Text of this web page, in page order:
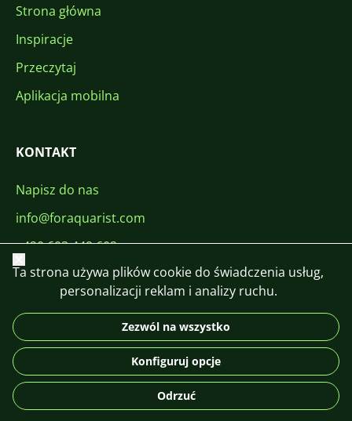
Strona główna
Inspiracje
Przeczytaj
Aplikacja mobilna
KONTAKT
Napisz do nas
info@foraquarist.com
+420 603 449 602
DE
© 2026 For Aquarist
Zamknij
Ta strona używa plików cookie do świadczenia usług,
personalizacji reklam i analizy ruchu.
Zezwól na wszystko
Konfiguruj opcje
Odrzuć